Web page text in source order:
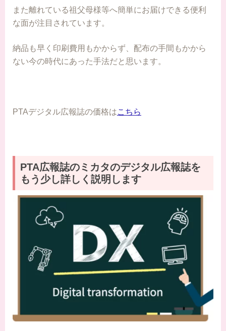
また離れている祖父母様等へ簡単にお届けできる便利
な面が注目されています。
納品も早く印刷費用もかからず、配布の手間もかから
ない今の時代にあった手法だと思います。
PTAデジタル広報誌の価格はこちら
PTA広報誌のミカタのデジタル広報誌を
もう少し詳しく説明します